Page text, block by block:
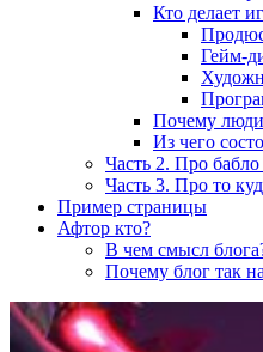
Кто делает
Гейм-
Почему
Из чего
Часть 2. Про
Часть 3. Про то
Пример страницы
Афтор кто?
В чем смысл
Почему блог так